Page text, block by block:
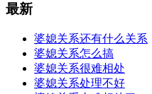
最新
婆媳关系还有什么关系
婆媳关系怎么搞
婆媳关系很难相处
婆媳关系处理不好